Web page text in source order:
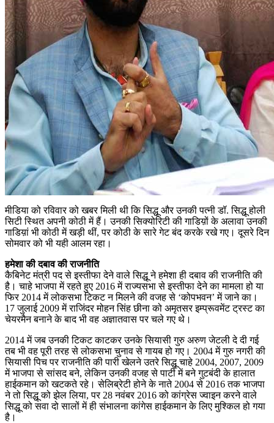
मीडिया को रविवार को खबर मिली थी कि सिद्धू और उनकी पत्‍नी डॉ. सिद्धू होली
सिटी स्थित अपनी कोठी में हैं। उनकी सिक्योरिटी की गाडिय़ों के अलावा उनकी
गाडिय़ां भी कोठी में खड़ी थीं, पर कोठी के सारे गेट बंद करके रखे गए। दूसरे दिन
सोमवार को भी यही आलम रहा।
हमेशा की दबाव की राजनीति
कैबिनेट मंत्री पद से इस्तीफा देने वाले सिद्धू ने हमेशा ही दबाव की राजनीति की
है। चाहे भाजपा में रहते हुए 2016 में राज्यसभा से इस्तीफा देने का मामला हो या
फिर 2014 में लोकसभा टिकट न मिलने की वजह से ‘कोपभवन’ में जाने का।
17 जुलाई 2009 में राजिंदर मोहन सिंह छीना को अमृतसर इम्प्रूवमेंट ट्रस्ट का
चेयरमैन बनाने के बाद भी वह अज्ञातवास पर चले गए थे।
2014 में जब उनकी टिकट काटकर उनके सियासी गुरु अरुण जेटली दे दी गई
तब भी वह पूरी तरह से लोकसभा चुनाव से गायब हो गए। 2004 में गुरु नगरी की
सियासी पिच पर राजनीति की पारी खेलने उतरे सिद्धू चाहे 2004, 2007, 2009
में भाजपा से सांसद बने, लेकिन उनकी वजह से पार्टी में बने गुटबंदी के हालात
हाईकमान को खटकते रहे। सेलिब्रेटी होने के नाते 2004 से 2016 तक भाजपा
ने तो सिद्धू को झेल लिया, पर 28 नवंबर 2016 को कांग्रेस ज्वाइन करने वाले
सिद्धू को सवा दो सालों में ही संभालना कांगेस हाईकमान के लिए मुश्किल हो गया
है।